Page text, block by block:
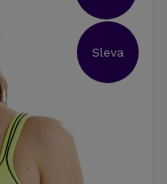
Sleva